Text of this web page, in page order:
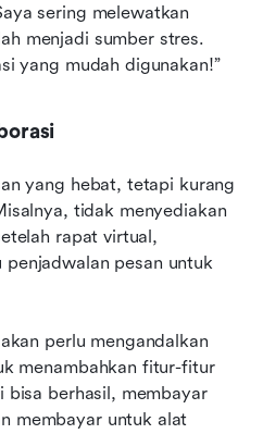
sering melewatkan
menjadi sumber stres.
yang mudah digunakan!”
yang hebat, tetapi kurang
tidak menyediakan
rapat virtual,
pesan untuk
perlu mengandalkan
menambahkan fitur-fitur
bisa berhasil, membayar
membayar untuk alat